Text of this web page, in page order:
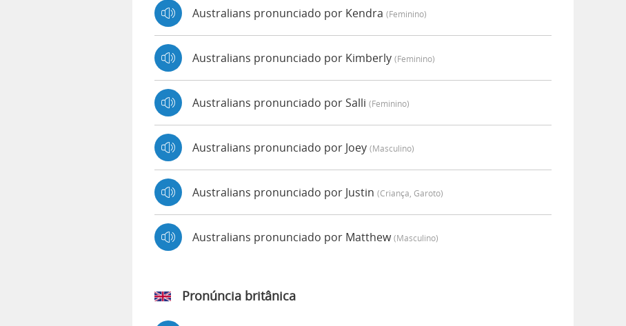
Australians pronunciado por Kendra (feminino)
Australians pronunciado por Kimberly (feminino)
Australians pronunciado por Salli (feminino)
Australians pronunciado por Joey (masculino)
Australians pronunciado por Justin (criança, Garoto)
Australians pronunciado por Matthew(masculino)
Pronúncia britânica